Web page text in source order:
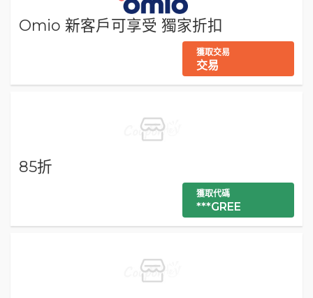
Omio 新客戶可享受 獨家折扣
獲取交易
交易
85折
獲取代碼
***GREE